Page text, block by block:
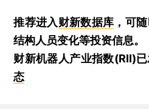
推荐进入财新数据库 ，可
结构人员变化等投资信息。
财新机器人产业指数(RII)已
态